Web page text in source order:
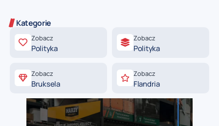
Kategorie
Zobacz
Polityka
Zobacz
Polityka
Zobacz
Bruksela
Zobacz
Flandria